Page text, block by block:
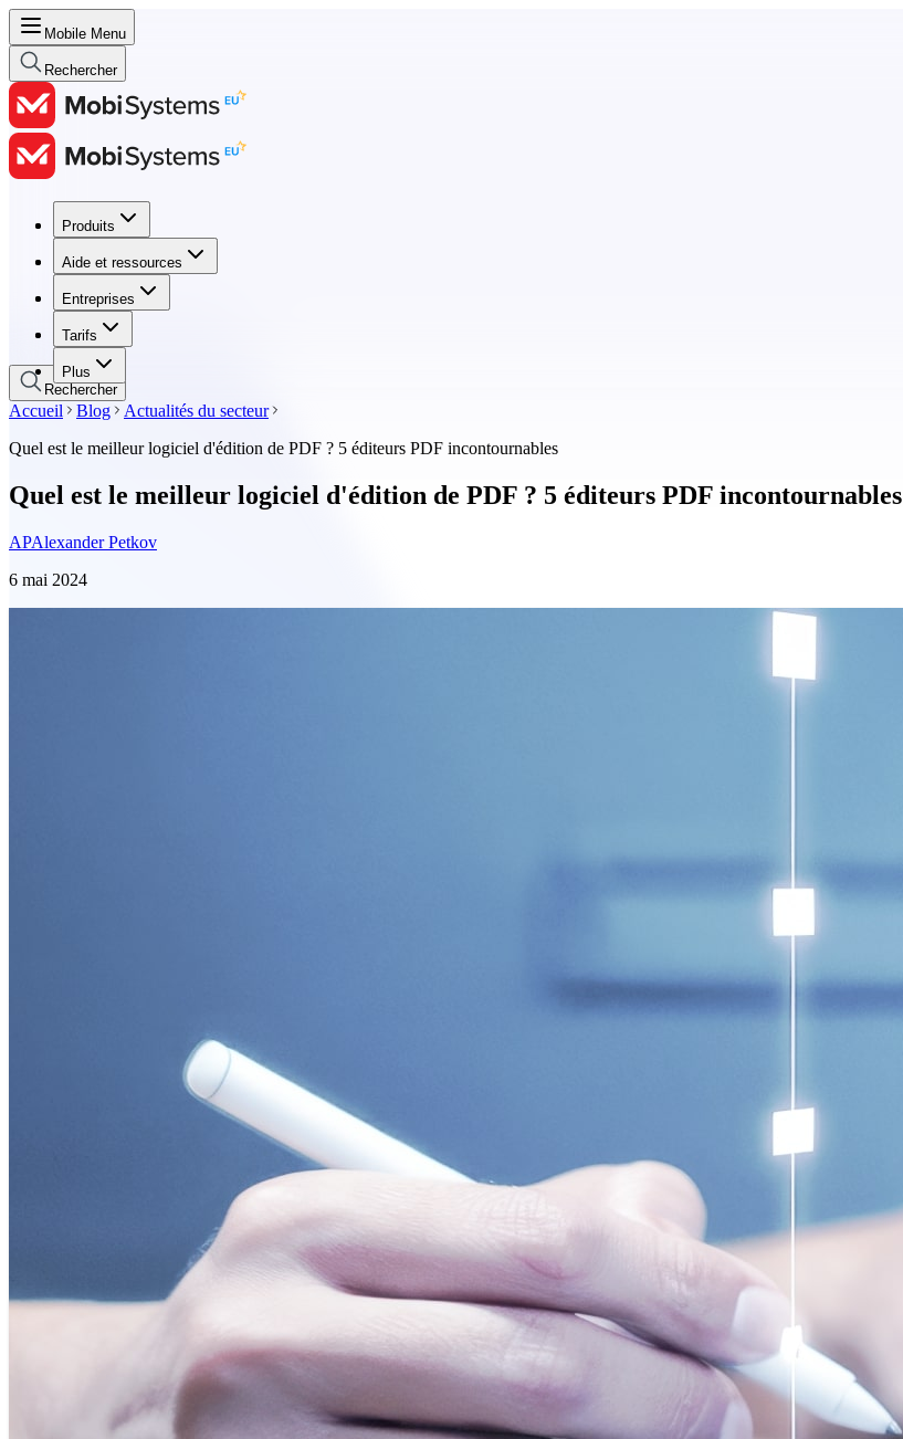
Mobile Menu
Rechercher
Produits
Aide et ressources
Entreprises
Tarifs
Plus
Produits
Aide et ressources
Entreprises
Tarifs
Rechercher
Accueil Blog
Actualités du secteur
Quel est le meilleur logiciel d'édition de PDF ? 5 éditeurs PDF incontournables
Quel est le meilleur logiciel d'édition de PDF ? 5 éditeurs PDF incontournables
APAlexander Petkov
6 mai 2024